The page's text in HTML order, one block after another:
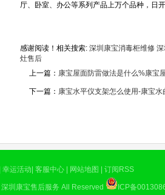
厅、卧室、办公等系列产品上万个品种，日
感谢阅读！相关搜索: 深圳康宝消毒柜维修
灶售后
上一篇： 康宝屋面防雷做法是什么%康宝
下一篇： 康宝水平仪支架怎么使用-康宝
幸运活动 客服中心 网站地图 订阅RSS
深圳康宝售后服务 All Reserved ICP备